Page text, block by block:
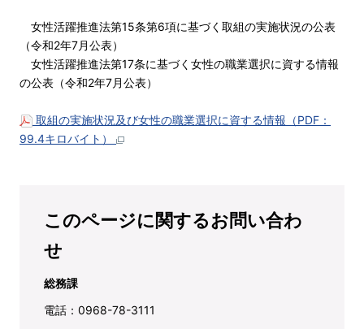
女性活躍推進法第15条第6項に基づく取組の実施状況の公表
（令和2年7月公表）
女性活躍推進法第17条に基づく女性の職業選択に資する情報
の公表（令和2年7月公表）
取組の実施状況及び女性の職業選択に資する情報（PDF：
99.4キロバイト）
このページに関するお問い合わ
せ
総務課
電話：0968-78-3111